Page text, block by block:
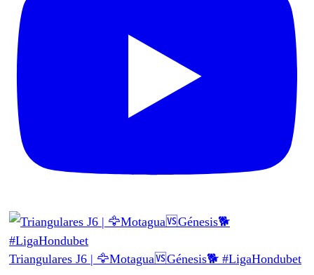
Triangulares J6 | 🦅Motagua🆚Génesis🐕 #LigaHondubet